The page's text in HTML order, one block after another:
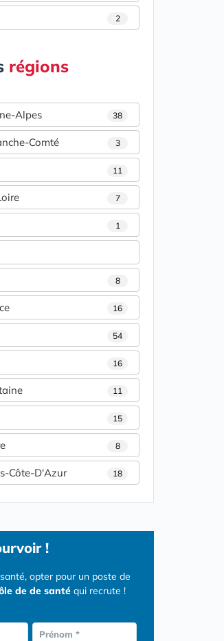
2
régions
Alpes 38
Comté 3
11
7
1
8
16
54
16
11
15
8
Côte-D'Azur 18
!
opter pour un poste de
de de santé qui recrute !
Prénom *